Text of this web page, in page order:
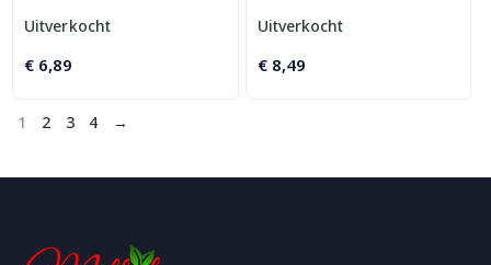
Uitverkocht
€ 6,89
Uitverkocht
€8,49
1 2 3 4 →